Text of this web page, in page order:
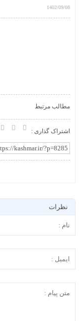
1402/09/08
مطالب مرتبط
اشتراک گذاری :
نظرات